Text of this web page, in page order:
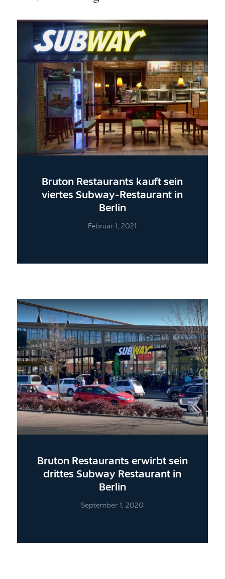
Bruton Restaurants kauft sein
viertes Subway-Restaurant in
Berlin
Februar 1, 2021
Bruton Restaurants erwirbt sein
drittes Subway Restaurant in
Berlin
September 1, 2020